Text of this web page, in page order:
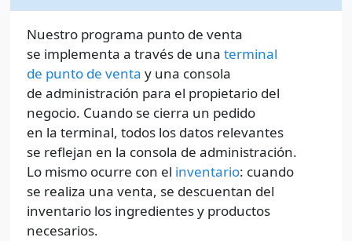
Nuestro programa punto de venta
se implementa a través de una terminal
de punto de venta y una consola
de administración para el propietario del
negocio. Cuando se cierra un pedido
en la terminal, todos los datos relevantes
se reflejan en la consola de administración.
Lo mismo ocurre con el inventario: cuando
se realiza una venta, se descuentan del
inventario los ingredientes y productos
necesarios.